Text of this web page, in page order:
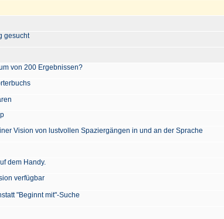
gesucht
von 200 Ergebnissen?
Vision von lustvollen Spaziergängen in und an der Sprache
dem Handy.
verfügbar
"Beginnt mit"-Suche